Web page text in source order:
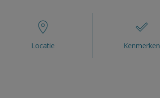
Locatie Kenmerken